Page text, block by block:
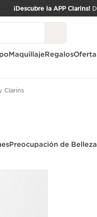
¡Descubre la APP Clarins!
MaquillajeRegalos
Clarins
Preocupación de Belleza